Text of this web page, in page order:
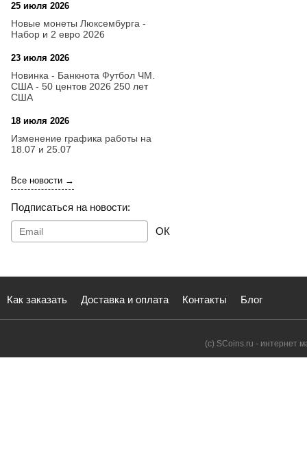
25 июля 2026
Новые монеты Люксембурга -
Набор и 2 евро 2026
23 июля 2026
Новинка - Банкнота Футбол ЧМ.
США - 50 центов 2026 250 лет
США
18 июля 2026
Изменение графика работы на
18.07 и 25.07
Все новости →
Подписаться на новости:
ОК
Как заказать Доставка и оплата Контакты Блог
(с) SCoins.ru - интернет